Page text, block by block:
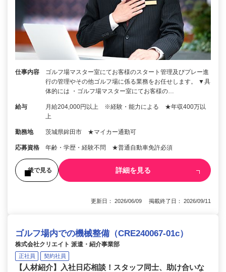
仕事内容
ゴルフ場マスター室にてお客様のスタート管理及びプレー進
行の管理やその他ゴルフ場に係る業務をお任せします。 ▼具
体的には ・ゴルフ場マスター室にてお客様の…
給与
月給204,000円以上 ※経験・能力による ★年収400万以
上
勤務地 茨城県鉾田市 ★マイカー通勤可
応募資格 年齢・学歴・経験不問 ★普通自動車免許必須
後で見る 詳細を見る
更新日： 2026/06/09 掲載終了日： 2026/09/11
ゴルフ場内での機械整備（CRE240067-01c）
株式会社クリエイト 派遣・紹介事業部
正社員 契約社員
【人材紹介】入社日応相談！スタッフ同士、助け合いな